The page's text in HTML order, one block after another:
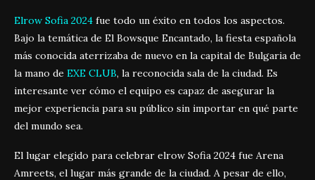
Elrow Sofia 2024 fue todo un éxito en todos los aspectos.
Bajo la temática de El Bowsque Encantado, la fiesta española
más conocida aterrizaba de nuevo en la capital de Bulgaria de
la mano de EXE CLUB, la reconocida sala de la ciudad. Es
interesante ver cómo el equipo es capaz de asegurar la
mejor experiencia para su público sin importar en qué parte
del mundo sea.
El lugar elegido para celebrar elrow Sofia 2024 fue Arena
Amreets, el lugar más grande de la ciudad. A pesar de ello,